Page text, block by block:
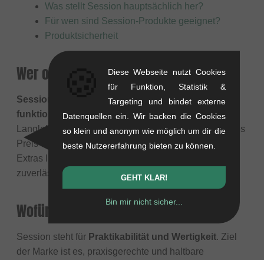
Was stellt Session hauptsächlich her?
Für wen sind Session-Produkte geeignet?
Produktsicherheit
Wer oder was ist Session BMX?
Session BMX ist eine Marke, die aufrobuste und
funktionale BMX-Teile setzt. Die Produkte sind auf
Langlebigkeit ausgelegt und bieten ein ausgewogenes
Preis-Leistungs-Verhältnis. Anstelle von aufwendigen
Extras liegt der Fokus auf solider Verarbeitung und
zuverlässiger Nutzung im Alltag und beim Fahren.
Wofür steht die Marke Session?
Session steht für Praktikabilität und Wertigkeit. Ziel
der Marke ist es, praxisgerechte und haltbare
Diese Webseite nutzt Cookies
für Funktion, Statistik &
Targeting und bindet externe
Datenquellen ein. Wir backen die Cookies
so klein und anonym wie möglich um dir die
beste Nutzererfahrung bieten zu können.
GEHT KLAR!
Bin mir nicht sicher...